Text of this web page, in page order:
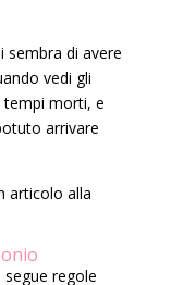
sembra di avere
vedi gli
tempi morti, e
arrivare
articolo alla
regole